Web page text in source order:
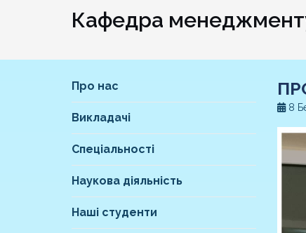
Кафедра
Про нас
Викладачі
Спеціальності
Наукова діяльність
Наші студенти
8